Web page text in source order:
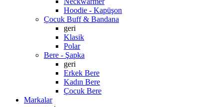
Hoodie - Kapüşon
Çocuk Buff & Bandana
geri
Klasik
Polar
Bere - Şapka
geri
Erkek Bere
Kadın Bere
Çocuk Bere
Markalar